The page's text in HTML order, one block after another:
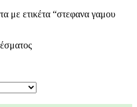
με ετικέτα “στεφανα γαμου